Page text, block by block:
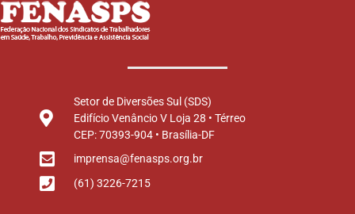
Setor de Diversões Sul (SDS)
Edifício Venâncio V Loja 28 • Térreo
CEP: 70393-904 • Brasília-DF
imprensa@fenasps.org.br
(61) 3226-7215